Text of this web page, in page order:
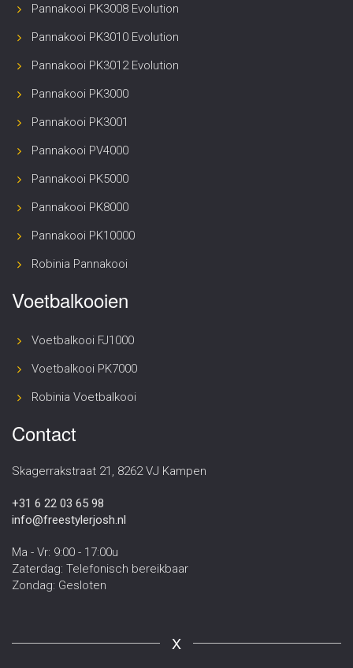
Pannakooi PK3008 Evolution
Pannakooi PK3010 Evolution
Pannakooi PK3012 Evolution
Pannakooi PK3000
Pannakooi PK3001
Pannakooi PV4000
Pannakooi PK5000
Pannakooi PK8000
Pannakooi PK10000
Robinia Pannakooi
Voetbalkooien
Voetbalkooi FJ1000
Voetbalkooi PK7000
Robinia Voetbalkooi
Contact
Skagerrakstraat 21, 8262 VJ Kampen
+31 6 22 03 65 98
info@freestylerjosh.nl
Ma - Vr: 9:00 - 17:00u
Zaterdag: Telefonisch bereikbaar
Zondag: Gesloten
X